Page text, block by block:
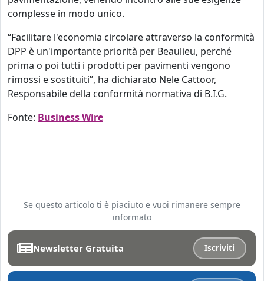
complesse in modo unico.
“Facilitare l'economia circolare attraverso la conformità
DPP è un'importante priorità per Beaulieu, perché
prima o poi tutti i prodotti per pavimenti vengono
rimossi e sostituiti”, ha dichiarato Nele Cattoor,
Responsabile della conformità normativa di B.I.G.
Fonte: Business Wire
Se questo articolo ti è piaciuto e vuoi rimanere sempre
informato
Newsletter Gratuita Iscriviti